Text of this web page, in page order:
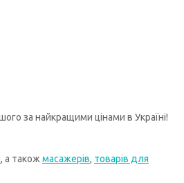
за найкращими цінами в Україні!
, а також масажерів, товарів для